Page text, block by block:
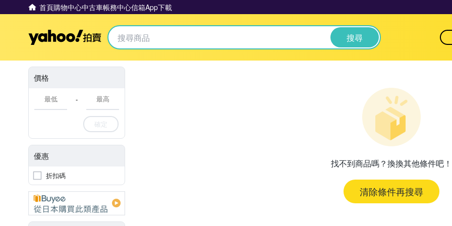
首頁購物中心中古車帳務中心信箱App下載
Yahoo拍賣 搜尋
價格
-
確定
優惠
折扣碼
找不到商品嗎？換換其他條件吧！
清除條件再搜尋